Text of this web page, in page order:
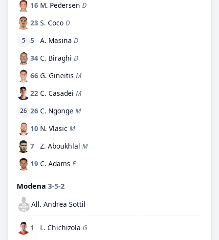
16 M. Pedersen D
23 S. Coco D
5 5 A. Masina D
34 C. Biraghi D
66 G. Gineitis M
22 C. Casadei M
26 26 C. Ngonge M
10 N. Vlasic M
7
Z. Aboukhlal M
19 C. Adams F
Modena 3-5-2
All. Andrea Sottil
1 L. Chichizola G